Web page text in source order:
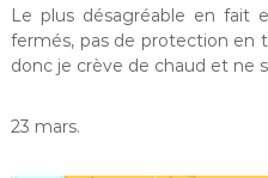
Le plus désagréable en fait
fermés, pas de protection en
donc je crève de chaud et ne
23 mars.